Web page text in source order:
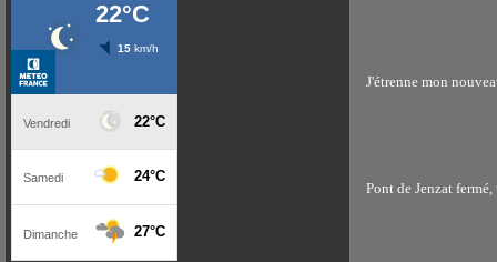
J'étrenne mon
Pont de Jenzat